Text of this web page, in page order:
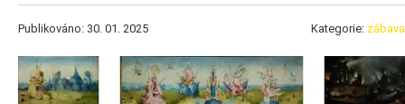
Publikováno: 30. 01. 2025 Kategorie: zábava